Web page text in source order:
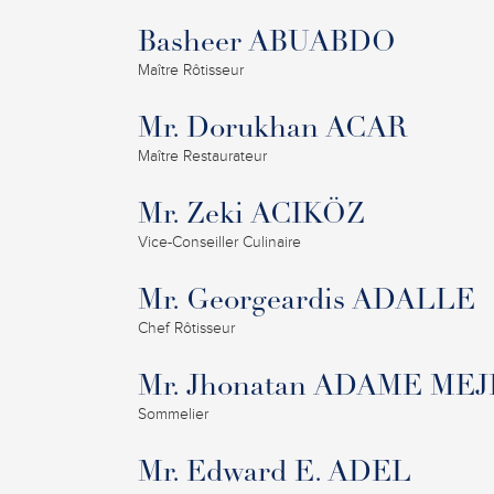
Basheer ABUABDO
Maître Rôtisseur
Mr. Dorukhan ACAR
Maître Restaurateur
Mr. Zeki ACIKÖZ
Vice-Conseiller Culinaire
Mr. Georgeardis ADALLE
Chef Rôtisseur
Mr. Jhonatan ADAME
Sommelier
Mr. Edward E. ADEL